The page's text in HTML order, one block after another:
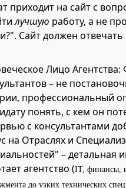
приходит на сайт с
лучшую работу, а не
Сайт должен
Лицо
– не
профессиональный
понять, с кем он
с консультантами
на Отраслях и
– детальная
агентство (IT, финансы,
до узких технических